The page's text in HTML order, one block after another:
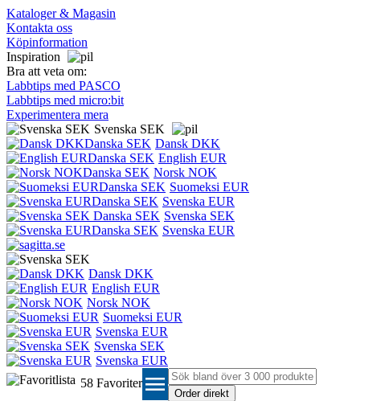
Kataloger & Magasin
Kontakta oss
Köpinformation
Inspiration
Bra att veta om:
Labbtips med PASCO
Labbtips med micro:bit
Experimentera mera
Svenska SEK
Dansk DKK
English EUR
Norsk NOK
Suomeksi EUR
Svenska EUR
Svenska SEK
Svenska EUR
Dansk DKK
English EUR
Norsk NOK
Suomeksi EUR
Svenska EUR
Svenska SEK
Svenska EUR
58 Favoriter menu